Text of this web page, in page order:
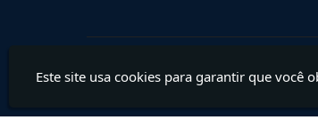
Este site usa cookies para garantir que você